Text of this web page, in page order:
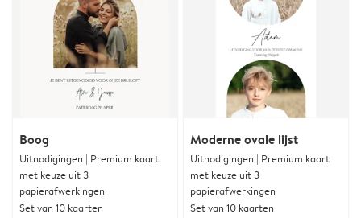
Boog
Uitnodigingen | Premium kaart
met keuze uit 3
papierafwerkingen
Set van 10 kaarten
Moderne ovale lijst
Uitnodigingen | Premium kaart
met keuze uit 3
papierafwerkingen
Set van 10 kaarten